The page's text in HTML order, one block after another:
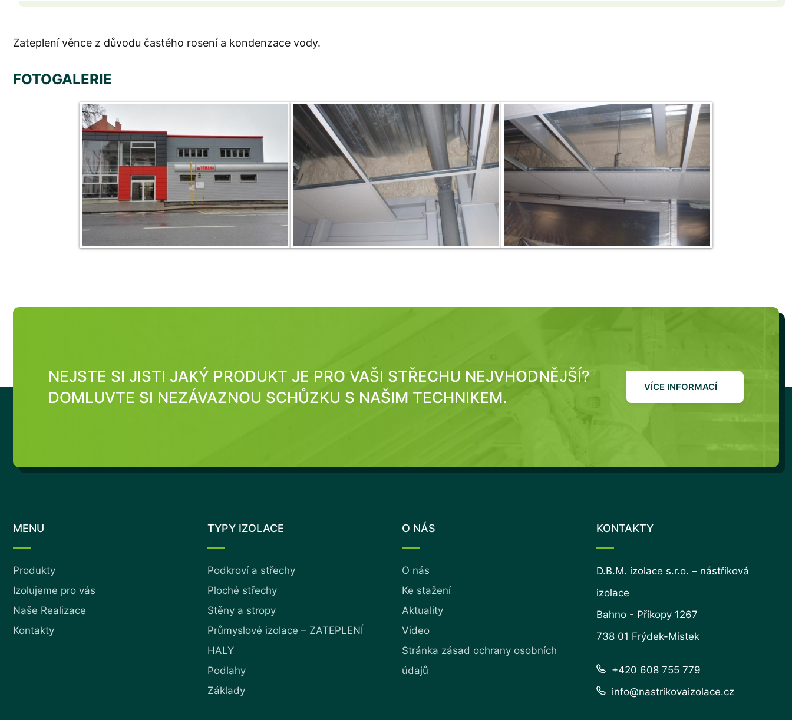
Zateplení věnce z důvodu častého rosení a kondenzace vody.
FOTOGALERIE
NEJSTE SI JISTI JAKÝ PRODUKT JE PRO VAŠI STŘECHU NEJVHODNĚJŠÍ?
DOMLUVTE SI NEZÁVAZNOU SCHŮZKU S NAŠIM TECHNIKEM.
VÍCE INFORMACÍ
MENU
Produkty
Izolujeme pro vás
Naše Realizace
Kontakty
TYPY IZOLACE
Podkroví a střechy
Ploché střechy
Stěny a stropy
Průmyslové izolace – ZATEPLENÍ
HALY
Podlahy
Základy
O NÁS
O nás
Ke stažení
Aktuality
Video
Stránka zásad ochrany osobních
údajů
KONTAKTY
D.B.M. izolace s.r.o. – nástřiková
izolace
Bahno - Příkopy 1267
738 01 Frýdek-Místek
+420 608 755 779
info@nastrikovaizolace.cz